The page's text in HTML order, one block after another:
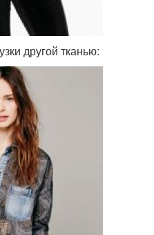
другой тканью: